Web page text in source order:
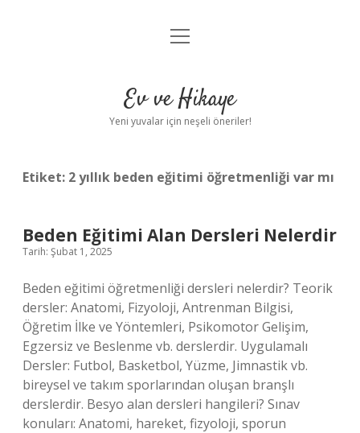
Anasayfa
Yasal Uyarı
menüyü
Ev ve Hikaye
Yeni yuvalar için neşeli öneriler!
Etiket: 2 yıllık beden eğitimi öğretmenliği var mı
Beden Eğitimi Alan Dersleri Nelerdir
Tarih: Şubat 1, 2025
Beden eğitimi öğretmenliği dersleri nelerdir? Teorik
dersler: Anatomi, Fizyoloji, Antrenman Bilgisi,
Öğretim İlke ve Yöntemleri, Psikomotor Gelişim,
Egzersiz ve Beslenme vb. derslerdir. Uygulamalı
Dersler: Futbol, ​​Basketbol, ​​Yüzme, Jimnastik vb.
bireysel ve takım sporlarından oluşan branşlı
derslerdir. Besyo alan dersleri hangileri? Sınav
konuları: Anatomi, hareket, fizyoloji, sporun